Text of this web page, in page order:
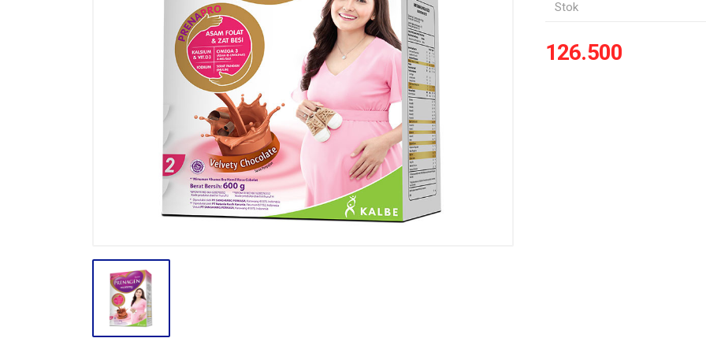
CONFECTIONARY CANDY
CONFECTIONARY COKLAT
ENERGY DRINK
FROZEN FOOD & ICE CREAM
HAIR CARE
INSEKTISIDA
INSTANT
Stok
126.500